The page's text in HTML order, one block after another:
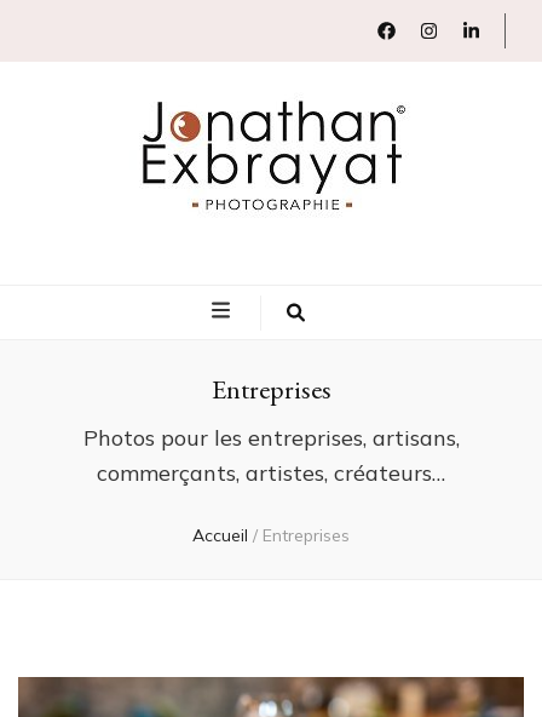
Entreprises
Photos pour les entreprises, artisans,
commerçants, artistes, créateurs…
Accueil / Entreprises